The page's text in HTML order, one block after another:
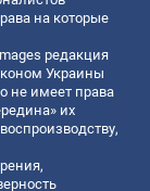
на которые
редакция
Украины
не имеет права
их